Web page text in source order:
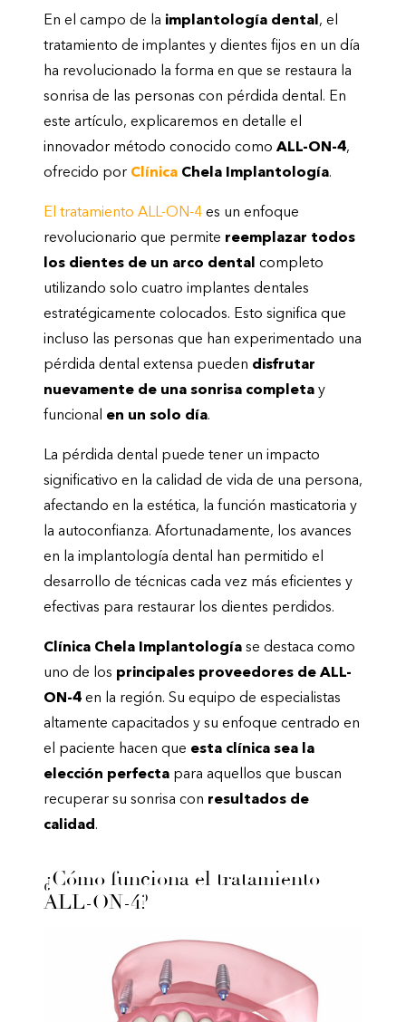
En el campo de la implantología dental , el
tratamiento de implantes y dientes fijos en un día
ha revolucionado la forma en que se restaura la
sonrisa de las personas con pérdida dental. En
este artículo, explicaremos en detalle el
innovador método conocido como ALL-ON-4,
ofrecido por Clínica Chela Implantología.
El tratamiento ALL-ON-4 es un enfoque
revolucionario que permite reemplazar todos
los dientes de un arco dental completo
utilizando solo cuatro implantes dentales
estratégicamente colocados. Esto significa que
incluso las personas que han experimentado una
pérdida dental extensa pueden disfrutar
nuevamente de una sonrisa completa y
funcional en un solo día.
La pérdida dental puede tener un impacto
significativo en la calidad de vida de una persona,
afectando en la estética, la función masticatoria y
la autoconfianza. Afortunadamente, los avances
en la implantología dental han permitido el
desarrollo de técnicas cada vez más eficientes y
efectivas para restaurar los dientes perdidos.
Clínica Chela Implantología se destaca como
uno de los principales proveedores de ALL-
ON-4 en la región. Su equipo de especialistas
altamente capacitados y su enfoque centrado en
el paciente hacen que esta clínica sea la
elección perfecta para aquellos que buscan
recuperar su sonrisa con resultados de
calidad .
¿Cómo funciona el tratamiento
ALL-ON-4?